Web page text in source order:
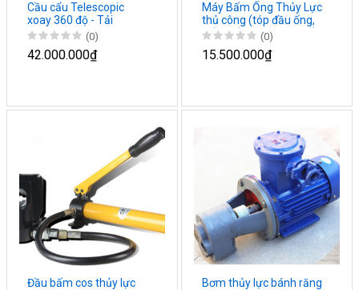
Cầu cẩu Telescopic
xoay 360 độ - Tải
(0)
42.000.000₫
Máy Bấm Ống Thủy Lực
thủ công (tóp đầu ống,
bấm cốt khoá dây cáp)
(0)
15.500.000₫
Đầu bấm cos thủy lực
Bơm thủy lực bánh răng